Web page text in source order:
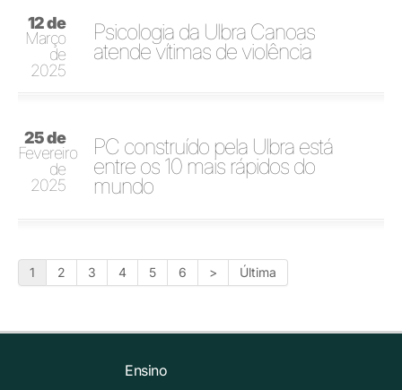
12 de
Março
de
2025
Psicologia da Ulbra Canoas
atende vítimas de violência
25 de
Fevereiro
de
2025
PC construído pela Ulbra está
entre os 10 mais rápidos do
mundo
1 2 3 4 5 6 > Última
Ensino